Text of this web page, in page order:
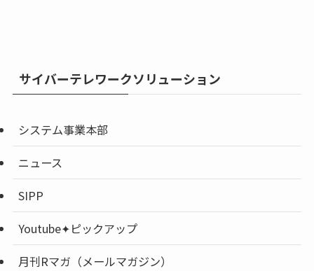
サイバーテレワークソリューション
システム事業本部
ニュース
SIPP
Youtube✦ピックアップ
月刊Rマガ（メールマガジン）